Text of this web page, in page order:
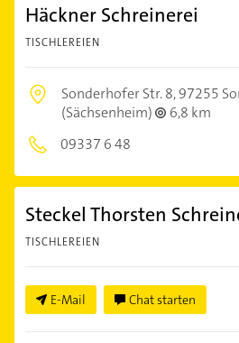
Häckner Schreinerei
TISCHLEREIEN
Sonderhofer Str. 8,97255
(Sächsenheim)
6,8 km
09337 6 48
Steckel Thorsten
TISCHLEREIEN
E-Mail Chat starten